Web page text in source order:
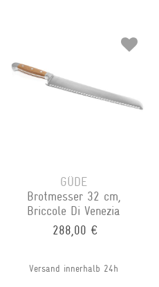
GÜDE
Brotmesser 32 cm,
Briccole Di Venezia
288,00 €
Versand innerhalb 24h